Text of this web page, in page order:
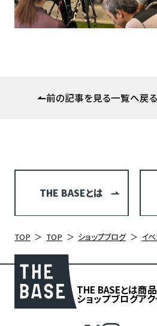
前の記事を見る一覧へ戻る
THE BASEとは
TOP TOP ショップブログ イ
THE BASEとは商品
ショップブログア